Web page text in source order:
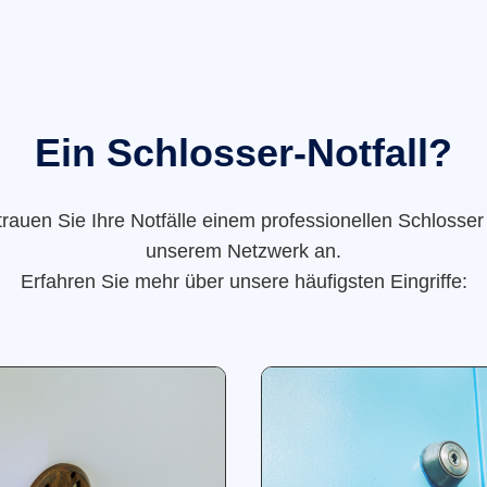
Ein Schlosser-Notfall?
Sie Ihre Notfälle einem professionellen
unserem Netzwerk an.
Erfahren Sie mehr über unsere häufigsten Eingriffe: